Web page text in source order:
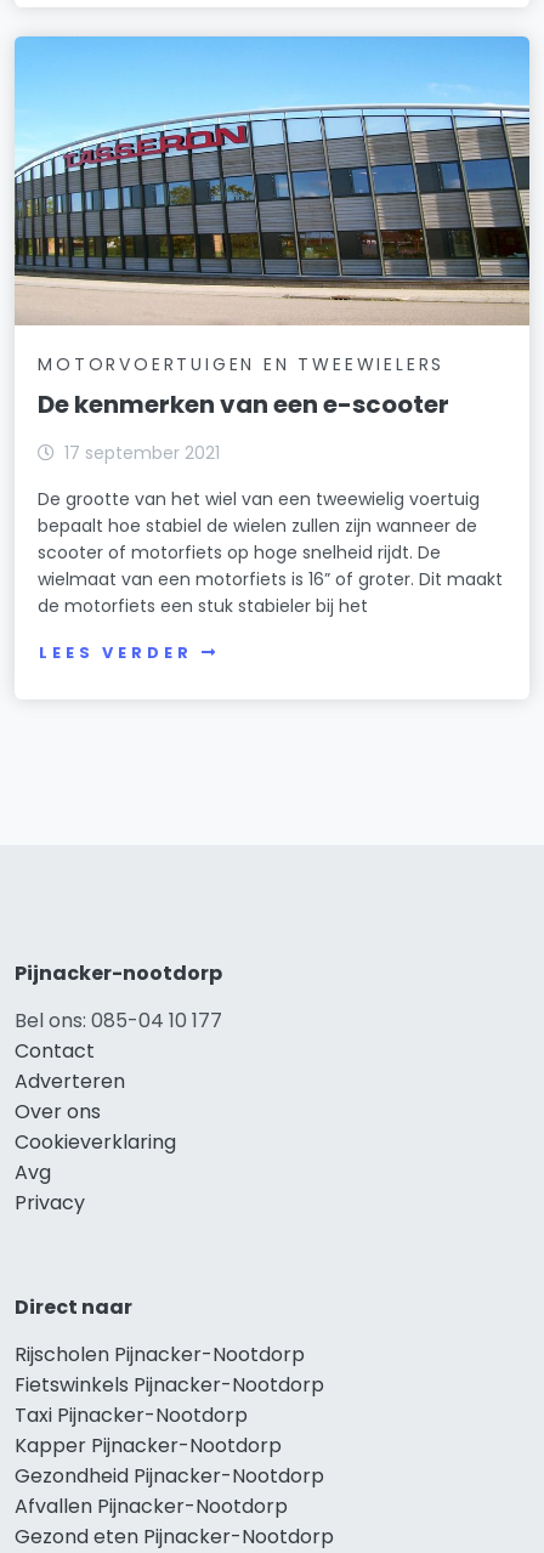
MOTORVOERTUIGEN EN TWEEWIELERS
De kenmerken van een e-scooter
17 september 2021
De grootte van het wiel van een tweewielig voertuig
bepaalt hoe stabiel de wielen zullen zijn wanneer de
scooter of motorfiets op hoge snelheid rijdt. De
wielmaat van een motorfiets is 16” of groter. Dit maakt
de motorfiets een stuk stabieler bij het
LEES VERDER
Pijnacker-nootdorp
Bel ons: 085-04 10 177
Contact
Adverteren
Over ons
Cookieverklaring
Avg
Privacy
Direct naar
Rijscholen Pijnacker-Nootdorp
Fietswinkels Pijnacker-Nootdorp
Taxi Pijnacker-Nootdorp
Kapper Pijnacker-Nootdorp
Gezondheid Pijnacker-Nootdorp
Afvallen Pijnacker-Nootdorp
Gezond eten Pijnacker-Nootdorp